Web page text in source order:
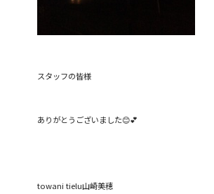
スタッフの皆様
ありがとうございました😊💕
towani tielu山崎美穂